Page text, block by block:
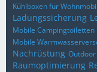
Kühlboxen für
Ladungssicherung
Mobile Campingtoiletten
Mobile
Nachrüstung
Raumoptimierung